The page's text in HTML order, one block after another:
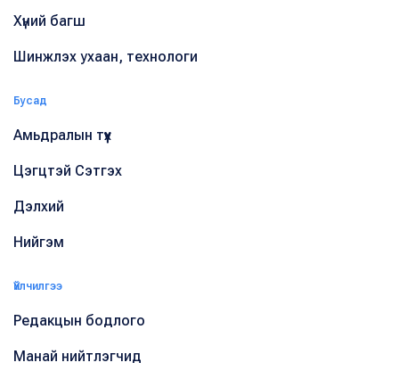
Хүний багш
Шинжлэх ухаан, технологи
Бусад
Амьдралын түүх
Цэгцтэй Сэтгэх
Дэлхий
Нийгэм
Үйлчилгээ
Редакцын бодлого
Манай нийтлэгчид